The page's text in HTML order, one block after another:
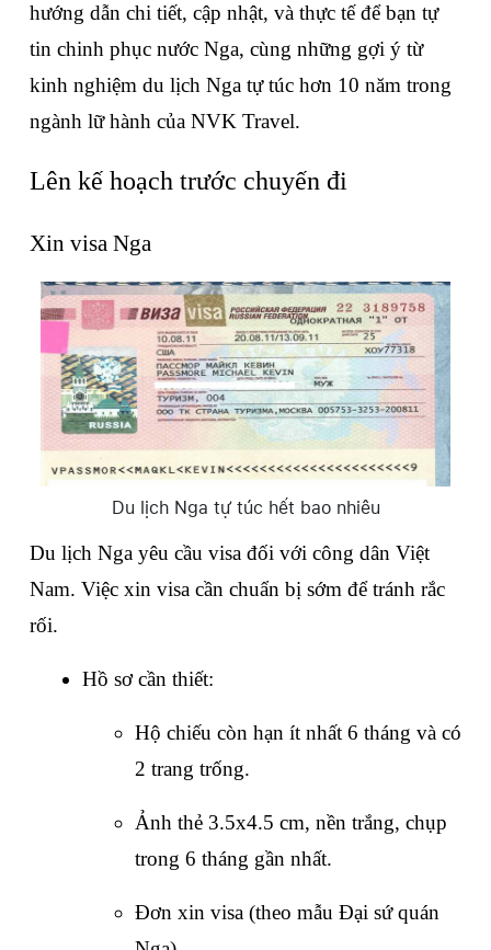
hướng dẫn chi tiết, cập nhật, và thực tế để bạn tự
tin chinh phục nước Nga, cùng những gợi ý từ
kinh nghiệm du lịch Nga tự túc hơn 10 năm trong
ngành lữ hành của NVK Travel.
Lên kế hoạch trước chuyến đi
Xin visa Nga
Du lịch Nga tự túc hết bao nhiêu
Du lịch Nga yêu cầu visa đối với công dân Việt
Nam. Việc xin visa cần chuẩn bị sớm để tránh rắc
rối.
Hồ sơ cần thiết:
Hộ chiếu còn hạn ít nhất 6 tháng và có
2 trang trống.
Ảnh thẻ 3.5x4.5 cm, nền trắng, chụp
trong 6 tháng gần nhất.
Đơn xin visa (theo mẫu Đại sứ quán